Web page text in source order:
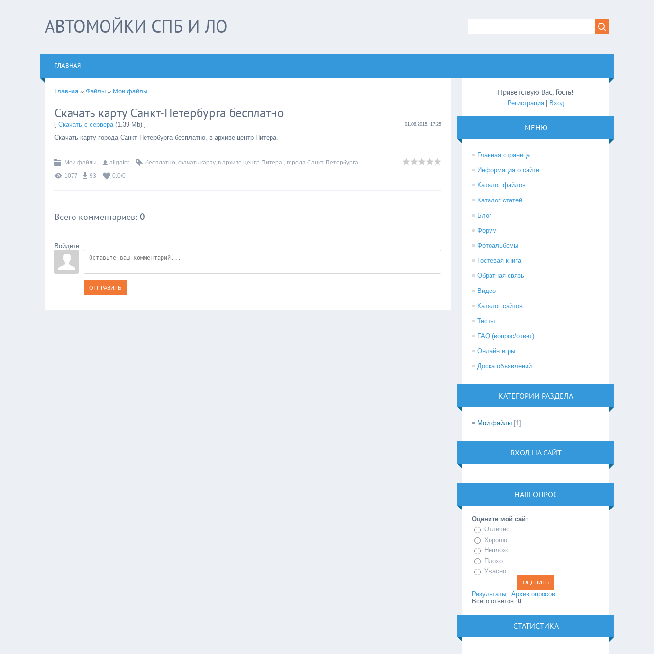
АВТОМОЙКИ СПБ И ЛО
ГЛАВНАЯ
Главная » Файлы » Мои файлы
Скачать карту Санкт-Петербурга бесплатно
[ Скачать с сервера(1.39 Mb) ] 01.08.2015, 17:25
Скачать карту города Санкт-Петербурга бесплатно, в архиве центр Питера.
Мои файлы aligator бесплатно, скачать карту, в архиве центр Питера., города Санкт-Петербурга
1077
93 0.0/0
Всего комментариев: 0
Войдите:
ОТПРАВИТЬ
Приветствую Вас, Гость!
Регистрация| Вход
МЕНЮ
Главная страница
Информация о сайте
Каталог файлов
Каталог статей
Блог
Форум
Фотоальбомы
Гостевая книга
Обратная связь
Видео
Каталог сайтов
Тесты
FAQ (вопрос/ответ)
Онлайн игры
Доска объявлений
КАТЕГОРИИ РАЗДЕЛА
Мои файлы [1]
ВХОД НА САЙТ
НАШ ОПРОС
Оцените мой сайт
Отлично
Хорошо
Неплохо
Плохо
Ужасно
Результаты |Архив опросов
Всего ответов:0
СТАТИСТИКА